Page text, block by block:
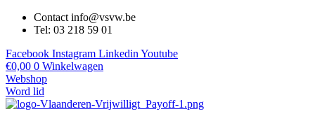
Contact info@vsvw.be
Tel: 03 218 59 01
Facebook Instagram Linkedin Youtube
€0,00 0 Winkelwagen
Webshop
Word lid